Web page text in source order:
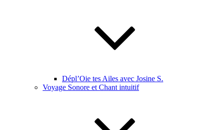
Dépl’Oie tes Ailes avec Josine S.
Voyage Sonore et Chant intuitif